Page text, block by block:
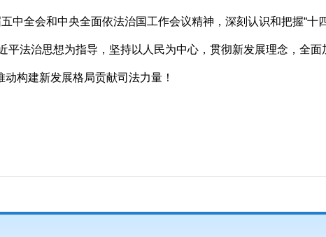
中全会和中央全面依法治国工作会议精神，深刻认识和把握“十
法治思想为指导，坚持以人民为中心，贯彻新发展理念，全面
构建新发展格局贡献司法力量！